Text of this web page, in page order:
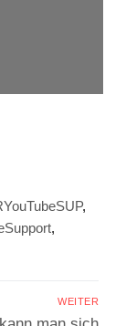
,
,
WEITER